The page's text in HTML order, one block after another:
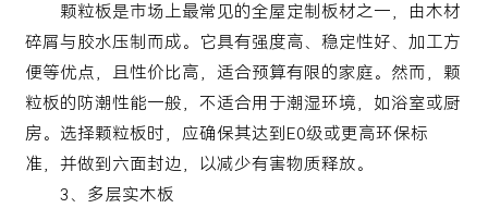
颗粒板是市场上最常见的全屋定制板材之一，由木材
碎屑与胶水压制而成。它具有强度高、稳定性好、加工方
便等优点，且性价比高，适合预算有限的家庭。然而，颗
粒板的防潮性能一般，不适合用于潮湿环境，如浴室或厨
房。选择颗粒板时，应确保其达到E0级或更高环保标
准，并做到六面封边，以减少有害物质释放。
3、多层实木板